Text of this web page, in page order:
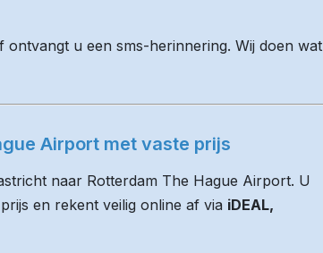
u een sms-herinnering. Wij doen wat
Airport met vaste prijs
naar Rotterdam The Hague Airport. U
en rekent veilig online af via iDEAL,